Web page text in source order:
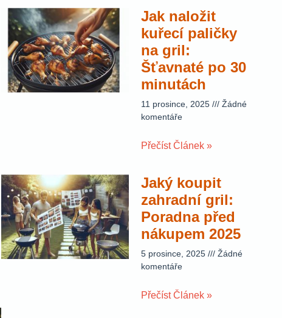
Jak naložit
kuřecí paličky
na gril:
Šťavnaté po 30
minutách
11 prosince, 2025
Žádné
komentáře
Přečíst Článek »
Jaký koupit
zahradní gril:
Poradna před
nákupem 2025
5 prosince, 2025
Žádné
komentáře
Přečíst Článek »